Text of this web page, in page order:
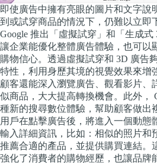
即使廣告中擁有亮眼的圖片和文字說
到或試穿商品的情況下，仍難以立即
Google 推出「虛擬試穿」和「生成式
讓企業能優化整體廣告體驗，也可以
購物信心。透過虛擬試穿和 3D 廣告
特性，利用身歷其境的視覺效果來增
顧客還能深入瀏覽廣告、觀看影片、
似商品，大大提高轉換機會。此外，
種新的搜尋數位體驗，幫助顧客做出
用戶在點擊廣告後，將進入一個動態
輸入詳細資訊，比如：相似的照片和
推薦合適的產品，並提供購買連結。
強化了消費者的購物經歷，也讓品牌